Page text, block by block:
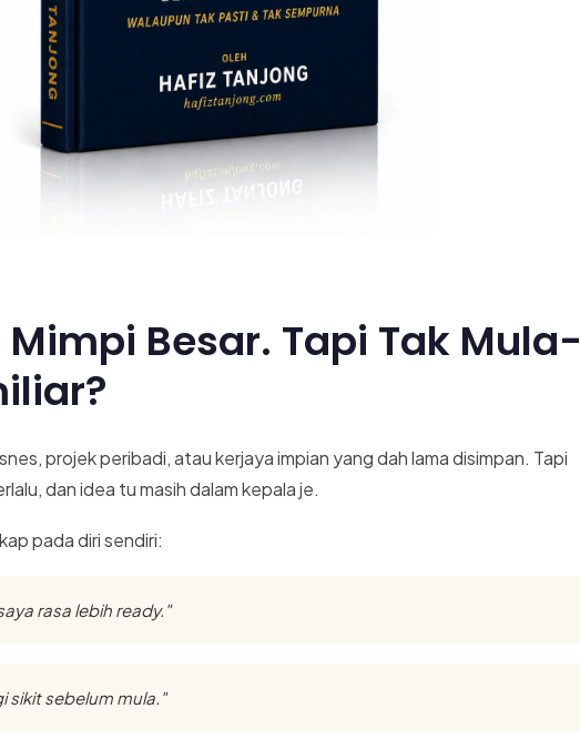
Besar. Tapi Tak Mula-
projek peribadi, atau kerjaya impian yang dah lama disimpan. Tapi
dan idea tu masih dalam kepala je.
pada diri sendiri:
rasa lebih ready."
sikit sebelum mula."